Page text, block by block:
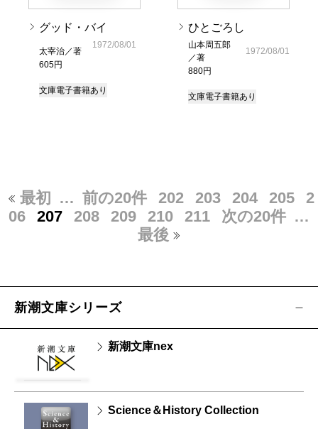
グッド・バイ
太宰治／著
605円
1972/08/01
文庫電子書籍あり
ひとごろし
山本周五郎
／著
880円
1972/08/01
文庫電子書籍あり
最初 … 前の20件 202 203 204 205
2
06
207 208 209 210 211 次の20件 …
最後
新潮文庫シリーズ
新潮文庫nex
Science＆History Collection